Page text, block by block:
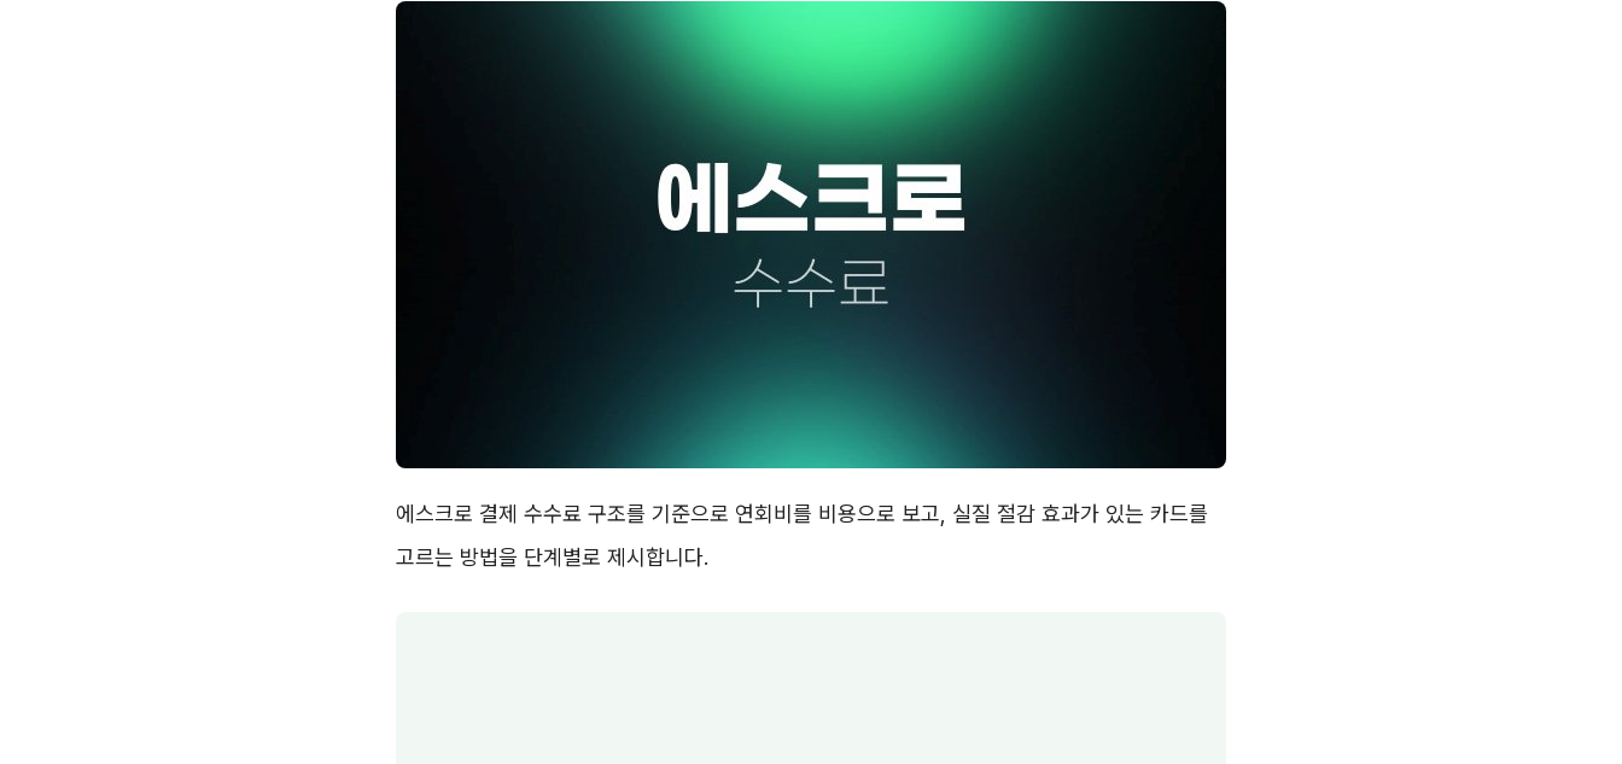
에스크로 결제 수수료 구조를 기준으로 연회비를 비용으로 보고, 실질 절감 효과가 있는 카드를
고르는 방법을 단계별로 제시합니다.